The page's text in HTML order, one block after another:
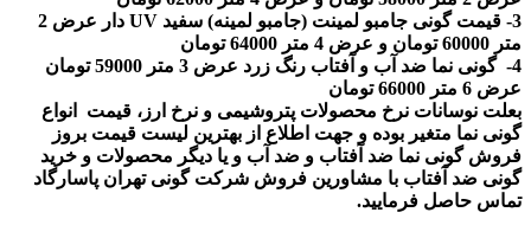
3- قیمت گونی جامبو لمینت (جامبو لمینه) سفید UV دار عرض 2
متر 60000 تومان و عرض 4 متر 64000 تومان
4- گونی نما ضد آب و آفتاب رنگ زرد عرض 3 متر 59000 تومان
عرض 6 متر 66000 تومان
بعلت نوسانات نرخ محصولات پتروشیمی و نرخ ارز، قیمت انواع
گونی نما متغیر بوده و جهت اطلاع از بهترین لیست قیمت بروز
فروش گونی نما ضد آفتاب و ضد آب و یا دیگر محصولات و خرید
گونی ضد آفتاب با مشاورین فروش شرکت گونی تهران پاسارگاد
تماس حاصل فرمایید.